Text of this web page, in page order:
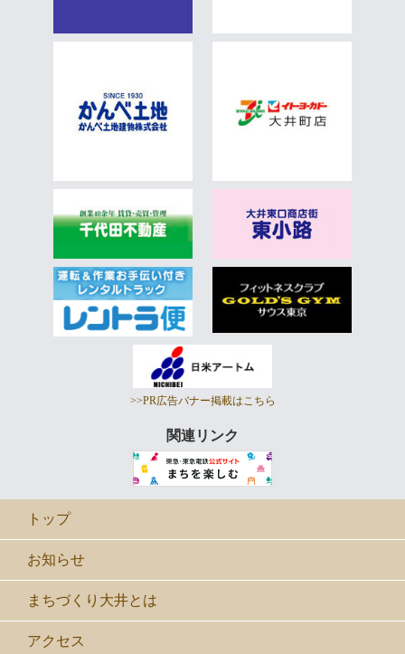
>>PR広告バナー掲載はこちら
関連リンク
トップ
お知らせ
まちづくり大井とは
アクセス